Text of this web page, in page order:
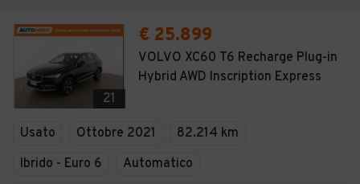
21
€ 25.899
VOLVO XC60 T6 Recharge Plug-in
Hybrid AWD Inscription Express
Usato Ottobre 2021
82.214 km
Ibrido - Euro 6
Automatico